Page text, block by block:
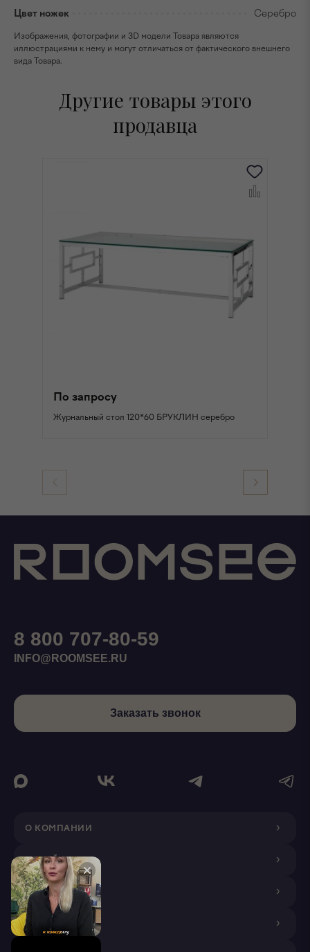
Цвет ножек Серебро
Изображения, фотографии и 3D модели Товара являются
иллюстрациями к нему и могут отличаться от фактического внешнего
вида Товара.
Другие товары этого
продавца
По запросу
Журнальный стол 120*60 БРУКЛИН серебро
О КОМПАНИИ
ДИЗАЙНЕРАМ
ПОКУПАТЕЛЯМ
ПАРТНЕРАМ
8 800 707-80-59
INFO@ROOMSEE.RU
Заказать звонок